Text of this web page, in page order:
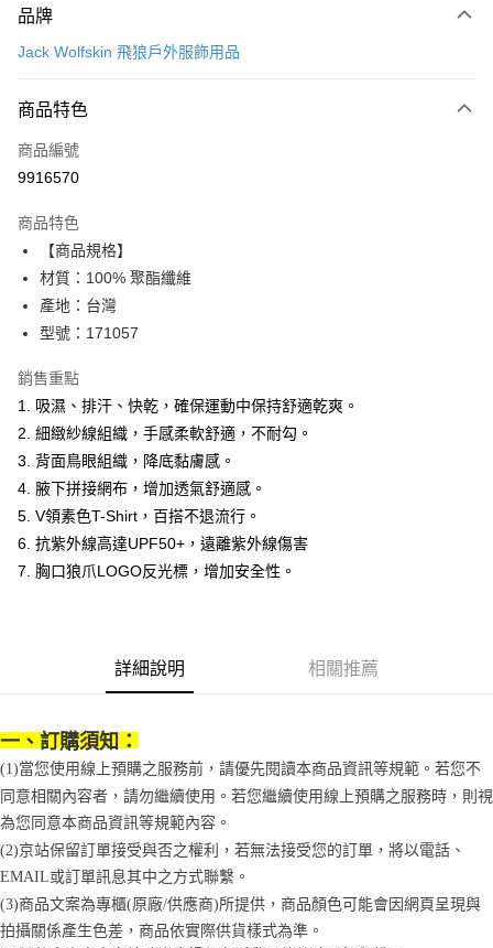
信用卡一次付款
Apple Pay
街口支付
Google Pay
全盈+PAY
大哥付你分期
相關說明
1.本服務由台灣大哥大提供，台灣大哥大用戶可立即使用無須另外申請。
2.付款方式選擇「大哥付你分期」，訂單成立後會自動跳轉到大哥付的交易
流程，驗證手機門號後，選擇欲分期的期數、繳款截止日，確認付款後即完
成交易。
3.實際核准額度、可分期數及費用金額請依後續交易確認頁面所載為準。
4.訂單成立30分鐘內，如未前往確認交易或遇審核未通過，訂單將自動取
消。如遇「轉專審核」未通過狀況，表示未達大哥付你分期系統評分，恕無
法說明評估內容。
【繳款方式說明】
1.分期款項不併入電信帳單，「大哥付你分期」於每月結算日後寄送繳費提
2.基於同意付款使用「大哥付你分期」之契約關係目的，商店將以您的個人
資料（包含姓名、電話或地址）提供予台灣大哥大進項蒐集、處理及利用，
3.完整用戶服務條款，請詳閱以下連結：https://oppay.tw/userRule
AFTEE先享後付
相關說明
【關於「AFTEE先享後付」】
AFTEE先享後付是「在收到商品之後才付款」的支付方式。 讓您購物簡單
１．簡單：不需註冊會員、不需綁卡、不需儲值。
２．便利：只要手機號碼，簡訊認證，即可結帳。
３．安心：先確認商品／服務後，再付款。
【「AFTEE先享後付」結帳流程】
ATM／網路銀行／等多元方式進行付款，方視為交易完成。
※ 請注意：結帳手續完成當下不需立刻繳費，但若您需要取消訂單，請聯絡
後付繳納相關費用。
※ 交易是否成功請以「AFTEE先享後付 」之結帳頁面顯示為準，若有關於
是否繳費成功／繳費後需取消欲退款等相關疑問，請聯繫「AFTEE先享後付
客戶支援中心」 https://netprotections.freshdesk.com/support/home
【注意事項】
１．透過由恩沛科技股份有限公司提供之「AFTEE先享後付」服務完成之交
易，需依本服務之必要範圍內提供個人資料，並將交易相關給付款項請求債
２．關於個人資料處理事宜，請瀏覽以下網址：
https://aftee.tw/terms/#terms3
ATM付款
運送方式
付款後全家取貨
每筆NT$70，滿NT$1,000(含以上)免運費
京站台北店客服中心(1F星巴克旁) 即日起不提供京站紙袋，取件時
請自備購物袋，若需購買紙袋可現場詢問
品牌
Jack Wolfskin 飛狼戶外服飾用品
商品特色
商品編號
9916570
商品特色
【商品規格】
材質：100% 聚酯纖維
產地：台灣
型號：171057
銷售重點
1. 吸濕、排汗、快乾，確保運動中保持舒適乾爽。
2. 細緻紗線組織，手感柔軟舒適，不耐勾。
3. 背面鳥眼組織，降底黏膚感。
4. 腋下拼接網布，增加透氣舒適感。
5. V領素色T-Shirt，百搭不退流行。
6. 抗紫外線高達UPF50+，遠離紫外線傷害
7. 胸口狼爪LOGO反光標，增加安全性。
詳細說明 相關推薦
一、訂購須知：
(1)當您使用線上預購之服務前，請優先閱讀本商品資訊等規範。若您不
同意相關內容者，請勿繼續使用。若您繼續使用線上預購之服務時，則視
為您同意本商品資訊等規範內容。
(2)京站保留訂單接受與否之權利，若無法接受您的訂單，將以電話、
EMAIL或訂單訊息其中之方式聯繫。
(3)商品文案為專櫃(原廠/供應商)所提供，商品顏色可能會因網頁呈現與
拍攝關係產生色差，商品依實際供貨樣式為準。